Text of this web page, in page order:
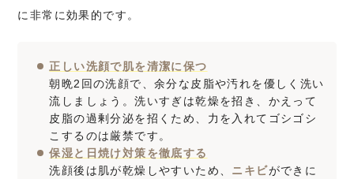
に非常に効果的です。
正しい洗顔で肌を清潔に保つ
朝晩2回の洗顔で、余分な皮脂や汚れを優しく洗い
流しましょう。洗いすぎは乾燥を招き、かえって
皮脂の過剰分泌を招くため、力を入れてゴシゴシ
こするのは厳禁です。
保湿と日焼け対策を徹底する
洗顔後は肌が乾燥しやすいため、 ニキビができに